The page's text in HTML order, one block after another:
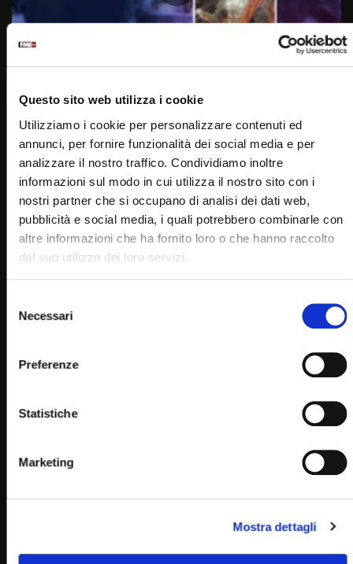
Questo sito web utilizza i cookie
Utilizziamo i cookie per personalizzare contenuti ed
annunci, per fornire funzionalità dei social media e per
analizzare il nostro traffico. Condividiamo inoltre
informazioni sul modo in cui utilizza il nostro sito con i
nostri partner che si occupano di analisi dei dati web,
pubblicità e social media, i quali potrebbero combinarle con
altre informazioni che ha fornito loro o che hanno raccolto
dal suo utilizzo dei loro servizi.
delNecessari
Preferenze
Statistiche
Marketing
Mostra dettagli
7 Settembre 1533: Nasce Elisabetta I (Un giorno una
storia 7 Settembre)
STAFF
07/09/2022
33 0
01:50